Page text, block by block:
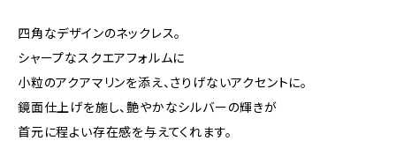
四角なデザインのネックレス。
シャープなスクエアフォルムに
小粒のアクアマリンを添え、さりげないアクセントに。
鏡面仕上げを施し、艶やかなシルバーの輝きが
首元に程よい存在感を与えてくれます。